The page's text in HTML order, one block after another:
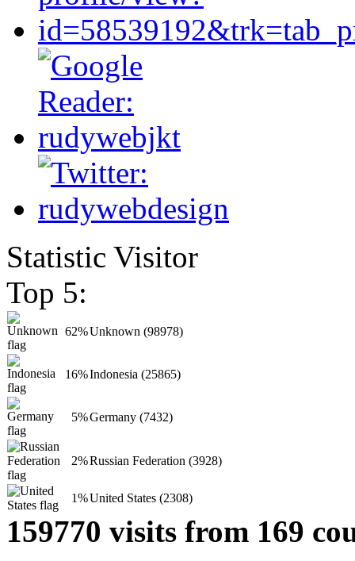
Statistic Visitor
Top 5:
62%Unknown (98978)
16%Indonesia (25865)
5%Germany (7432)
2%Russian Federation (3928)
1%United States (2308)
159770 visits from 169